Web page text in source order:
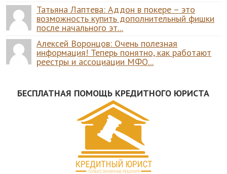
Татьяна Лаптева: Аддон в покере – это
возможность купить дополнительный фишки
после начального эт...
Алексей Воронцов: Очень полезная
информация! Теперь понятно, как работают
реестры и ассоциации МФО...
БЕСПЛАТНАЯ ПОМОЩЬ КРЕДИТНОГО ЮРИСТА